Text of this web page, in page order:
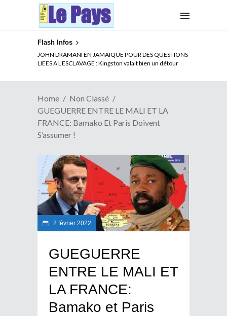
Flash Infos
JOHN DRAMANI EN JAMAIQUE POUR DES QUESTIONS
LIEES A L’ESCLAVAGE : Kingston valait bien un détour
ELECTION DE TALON A LA TETE DU SENAT BENINOIS :
Quand Patrice quitte le pouvoir sans partir !
Home
Non Classé
GUEGUERRE ENTRE LE MALI ET LA
FRANCE: Bamako Et Paris Doivent
S’assumer !
2 février 2022
GUEGUERRE
ENTRE LE MALI ET
LA FRANCE:
Bamako et Paris